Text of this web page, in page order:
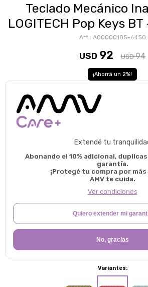
Teclado Mecánico
LOGITECH Pop Keys
A00000185-6450
USD 92 USD 94
2
Extendé tu
Abonando el 10% adicional,
garantía.
¡Protegé tu compra por
AMV te cuida.
Ver condiciones
Quiero extender mi
No, gracias
Variantes: